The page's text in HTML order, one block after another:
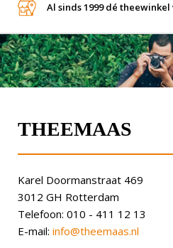
Al sinds 1999 dé
THEEMAAS
Karel Doormanstraat 469
3012 GH Rotterdam
Telefoon: 010 - 411 12 13
E-mail: info@theemaas.nl